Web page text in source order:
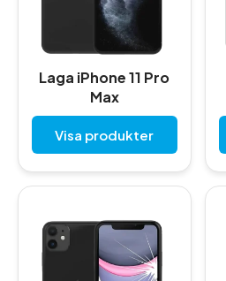
Laga iPhone 11 Pro
Max
Visa produkter